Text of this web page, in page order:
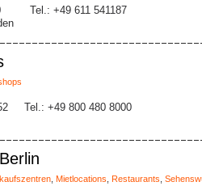
Tel.: +49 611 541187
Tel.: +49 800 480 8000
Mietlocations Restaurants